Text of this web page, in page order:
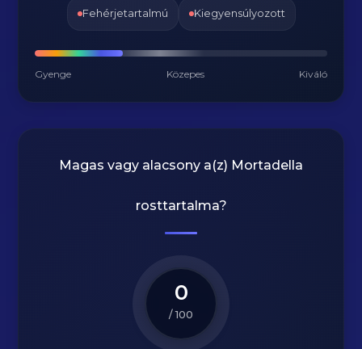
Fehérjetartalmú Kiegyensúlyozott
Gyenge Közepes Kiváló
Magas vagy alacsony a(z) Mortadella
rosttartalma?
0
/ 100